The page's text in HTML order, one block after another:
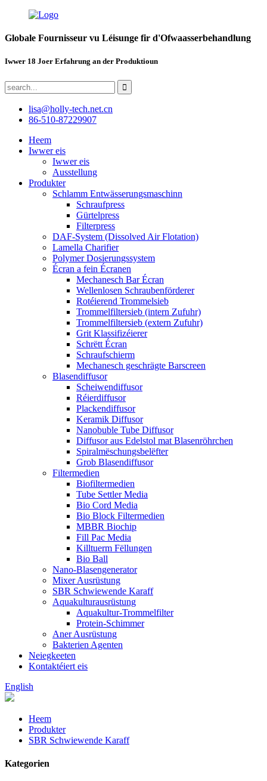
Globale Fournisseur vu Léisunge fir d'Ofwaasserbehandlung
Iwwer 18 Joer Erfahrung an der Produktioun
lisa@holly-tech.net.cn
86-510-87229907
Heem
Iwwer eis
Iwwer eis
Ausstellung
Produkter
Schlamm Entwässerungsmaschinn
Schraufpress
Gürtelpress
Filterpress
DAF-System (Dissolved Air Flotation)
Lamella Charifier
Polymer Dosierungssystem
Écran a fein Écranen
Mechanesch Bar Écran
Wellenlosen Schraubenförderer
Rotéierend Trommelsieb
Trommelfiltersieb (intern Zufuhr)
Trommelfiltersieb (extern Zufuhr)
Grit Klassifizéierer
Schrëtt Écran
Schraufschierm
Mechanesch geschrägte Barscreen
Blasendiffusor
Scheiwendiffusor
Réierdiffusor
Plackendiffusor
Keramik Diffusor
Nanobuble Tube Diffusor
Diffusor aus Edelstol mat Blasenröhrchen
Spiralmëschungsbelëfter
Grob Blasendiffusor
Filtermedien
Biofiltermedien
Tube Settler Media
Bio Cord Media
Bio Block Filtermedien
MBBR Biochip
Fill Pac Media
Killtuerm Fëllungen
Bio Ball
Nano-Blasengenerator
Mixer Ausrüstung
SBR Schwiewende Karaff
Aquakulturausrüstung
Aquakultur-Trommelfilter
Protein-Schimmer
Aner Ausrüstung
Bakterien Agenten
Neiegkeeten
Kontaktéiert eis
English
Heem
Produkter
SBR Schwiewende Karaff
Kategorien